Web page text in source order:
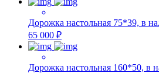
Дорожка настольная 75*39, в
65 000 ₽
Дорожка настольная 160*50, в